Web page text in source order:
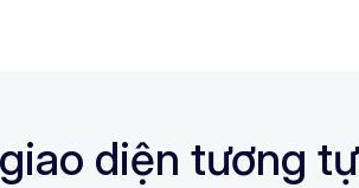
diện tương tự